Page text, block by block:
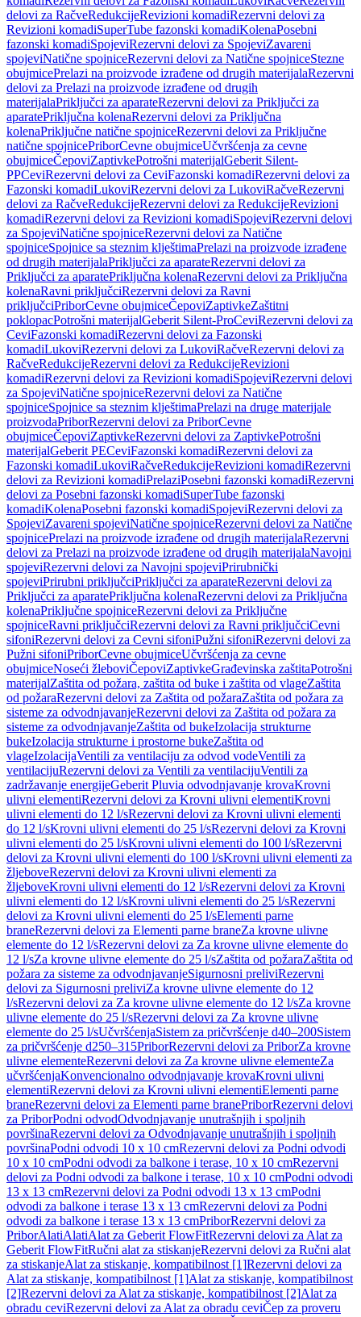
delovi za RačveRedukcijeRevizioni komadiRezervni delovi za
Revizioni komadiSuperTube fazonski komadiKolenaPosebni
fazonski komadiSpojeviRezervni delovi za SpojeviZavareni
spojeviNatične spojniceRezervni delovi za Natične spojniceStezne
obujmicePrelazi na proizvode izrađene od drugih materijalaRezervni
delovi za Prelazi na proizvode izrađene od drugih
materijalaPriključci za aparateRezervni delovi za Priključci za
aparatePriključna kolenaRezervni delovi za Priključna
kolenaPriključne natične spojniceRezervni delovi za Priključne
natične spojnicePriborCevne obujmiceUčvršćenja za cevne
obujmiceČepoviZaptivkePotrošni materijalGeberit Silent-
PPCeviRezervni delovi za CeviFazonski komadiRezervni delovi za
Fazonski komadiLukoviRezervni delovi za LukoviRačveRezervni
delovi za RačveRedukcijeRezervni delovi za RedukcijeRevizioni
komadiRezervni delovi za Revizioni komadiSpojeviRezervni delovi
za SpojeviNatične spojniceRezervni delovi za Natične
spojniceSpojnice sa steznim klještimaPrelazi na proizvode izrađene
od drugih materijalaPriključci za aparateRezervni delovi za
Priključci za aparatePriključna kolenaRezervni delovi za Priključna
kolenaRavni priključciRezervni delovi za Ravni
priključciPriborCevne obujmiceČepoviZaptivkeZaštitni
poklopacPotrošni materijalGeberit Silent-ProCeviRezervni delovi za
CeviFazonski komadiRezervni delovi za Fazonski
komadiLukoviRezervni delovi za LukoviRačveRezervni delovi za
RačveRedukcijeRezervni delovi za RedukcijeRevizioni
komadiRezervni delovi za Revizioni komadiSpojeviRezervni delovi
za SpojeviNatične spojniceRezervni delovi za Natične
spojniceSpojnice sa steznim klještimaPrelazi na druge materijale
proizvodaPriborRezervni delovi za PriborCevne
obujmiceČepoviZaptivkeRezervni delovi za ZaptivkePotrošni
materijalGeberit PECeviFazonski komadiRezervni delovi za
Fazonski komadiLukoviRačveRedukcijeRevizioni komadiRezervni
delovi za Revizioni komadiPrelaziPosebni fazonski komadiRezervni
delovi za Posebni fazonski komadiSuperTube fazonski
komadiKolenaPosebni fazonski komadiSpojeviRezervni delovi za
SpojeviZavareni spojeviNatične spojniceRezervni delovi za Natične
spojnicePrelazi na proizvode izrađene od drugih materijalaRezervni
delovi za Prelazi na proizvode izrađene od drugih materijalaNavojni
spojeviRezervni delovi za Navojni spojeviPrirubnički
spojeviPrirubni priključciPriključci za aparateRezervni delovi za
Priključci za aparatePriključna kolenaRezervni delovi za Priključna
kolenaPriključne spojniceRezervni delovi za Priključne
spojniceRavni priključciRezervni delovi za Ravni priključciCevni
sifoniRezervni delovi za Cevni sifoniPužni sifoniRezervni delovi za
Pužni sifoniPriborCevne obujmiceUčvršćenja za cevne
obujmiceNoseći žleboviČepoviZaptivkeGrađevinska zaštitaPotrošni
materijalZaštita od požara, zaštita od buke i zaštita od vlageZaštita
od požaraRezervni delovi za Zaštita od požaraZaštita od požara za
sisteme za odvodnjavanjeRezervni delovi za Zaštita od požara za
sisteme za odvodnjavanjeZaštita od bukeIzolacija strukturne
bukeIzolacija strukturne i prostorne bukeZaštita od
vlageIzolacijaVentili za ventilaciju za odvod vodeVentili za
ventilacijuRezervni delovi za Ventili za ventilacijuVentili za
zadržavanje energijeGeberit Pluvia odvodnjavanje krovaKrovni
ulivni elementiRezervni delovi za Krovni ulivni elementiKrovni
ulivni elementi do 12 l/sRezervni delovi za Krovni ulivni elementi
do 12 l/sKrovni ulivni elementi do 25 l/sRezervni delovi za Krovni
ulivni elementi do 25 l/sKrovni ulivni elementi do 100 l/sRezervni
delovi za Krovni ulivni elementi do 100 l/sKrovni ulivni elementi za
žljeboveRezervni delovi za Krovni ulivni elementi za
žljeboveKrovni ulivni elementi do 12 l/sRezervni delovi za Krovni
ulivni elementi do 12 l/sKrovni ulivni elementi do 25 l/sRezervni
delovi za Krovni ulivni elementi do 25 l/sElementi parne
braneRezervni delovi za Elementi parne braneZa krovne ulivne
elemente do 12 l/sRezervni delovi za Za krovne ulivne elemente do
12 l/sZa krovne ulivne elemente do 25 l/sZaštita od požaraZaštita od
požara za sisteme za odvodnjavanjeSigurnosni preliviRezervni
delovi za Sigurnosni preliviZa krovne ulivne elemente do 12
l/sRezervni delovi za Za krovne ulivne elemente do 12 l/sZa krovne
ulivne elemente do 25 l/sRezervni delovi za Za krovne ulivne
elemente do 25 l/sUčvršćenjaSistem za pričvršćenje d40–200Sistem
za pričvršćenje d250–315PriborRezervni delovi za PriborZa krovne
ulivne elementeRezervni delovi za Za krovne ulivne elementeZa
učvršćenjaKonvencionalno odvodnjavanje krovaKrovni ulivni
elementiRezervni delovi za Krovni ulivni elementiElementi parne
braneRezervni delovi za Elementi parne branePriborRezervni delovi
za PriborPodni odvodOdvodnjavanje unutrašnjih i spoljnih
površinaRezervni delovi za Odvodnjavanje unutrašnjih i spoljnih
površinaPodni odvodi 10 x 10 cmRezervni delovi za Podni odvodi
10 x 10 cmPodni odvodi za balkone i terase, 10 x 10 cmRezervni
delovi za Podni odvodi za balkone i terase, 10 x 10 cmPodni odvodi
13 x 13 cmRezervni delovi za Podni odvodi 13 x 13 cmPodni
odvodi za balkone i terase 13 x 13 cmRezervni delovi za Podni
odvodi za balkone i terase 13 x 13 cmPriborRezervni delovi za
PriborAlatiAlatiAlat za Geberit FlowFitRezervni delovi za Alat za
Geberit FlowFitRučni alat za stiskanjeRezervni delovi za Ručni alat
za stiskanjeAlat za stiskanje, kompatibilnost [1]Rezervni delovi za
Alat za stiskanje, kompatibilnost [1]Alat za stiskanje, kompatibilnost
[2]Rezervni delovi za Alat za stiskanje, kompatibilnost [2]Alat za
obradu ceviRezervni delovi za Alat za obradu ceviČep za proveru